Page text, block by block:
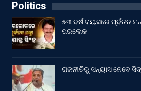
Politics
୫୩ ବର୍ଷ ବୟସରେ ପୂର୍ବତନ
ପରଲୋକ
ରାଜନୀତିରୁ ସନ୍ୟାସ ନେବେ